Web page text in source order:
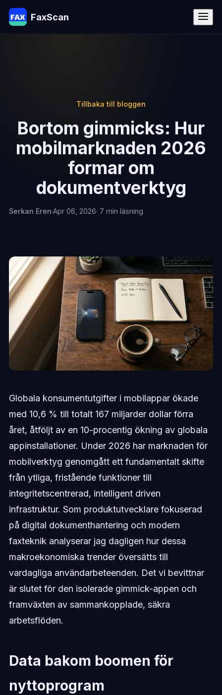
FaxScan
Tillbaka till bloggen
Bortom gimmicks: Hur
mobilmarknaden 2026
formar om
dokumentverktyg
Serkan Eren·Apr 06, 2026· 7 min läsning
Globala konsumentutgifter i mobilappar ökade
med 10,6 % till totalt 167 miljarder dollar förra
året, åtföljt av en 10-procentig ökning av globala
appinstallationer. Under 2026 har marknaden för
mobilverktyg genomgått ett fundamentalt skifte
från ytliga, fristående funktioner till
integritetscentrerad, intelligent driven
infrastruktur. Som produktutvecklare fokuserad
på digital dokumenthantering och modern
faxteknik analyserar jag dagligen hur dessa
makroekonomiska trender översätts till
vardagliga användarbeteenden. Det vi bevittnar
är slutet för den isolerade gimmick-appen och
framväxten av sammankopplade, säkra
arbetsflöden.
Data bakom boomen för
nyttoprogram